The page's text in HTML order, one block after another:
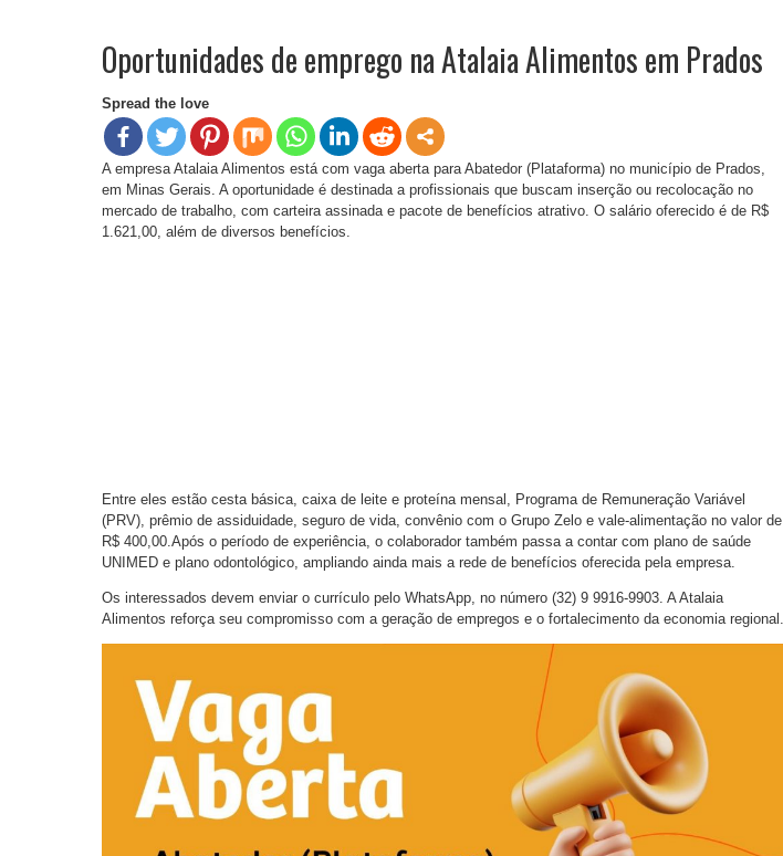
Oportunidades de emprego na Atalaia Alimentos em Prados
Spread the love
A empresa Atalaia Alimentos está com vaga aberta para Abatedor (Plataforma) no município de Prados,
em Minas Gerais. A oportunidade é destinada a profissionais que buscam inserção ou recolocação no
mercado de trabalho, com carteira assinada e pacote de benefícios atrativo. O salário oferecido é de R$
1.621,00, além de diversos benefícios.
Entre eles estão cesta básica, caixa de leite e proteína mensal, Programa de Remuneração Variável
(PRV), prêmio de assiduidade, seguro de vida, convênio com o Grupo Zelo e vale-alimentação no valor de
R$ 400,00.Após o período de experiência, o colaborador também passa a contar com plano de saúde
UNIMED e plano odontológico, ampliando ainda mais a rede de benefícios oferecida pela empresa.
Os interessados devem enviar o currículo pelo WhatsApp, no número (32) 9 9916-9903. A Atalaia
Alimentos reforça seu compromisso com a geração de empregos e o fortalecimento da economia regional.